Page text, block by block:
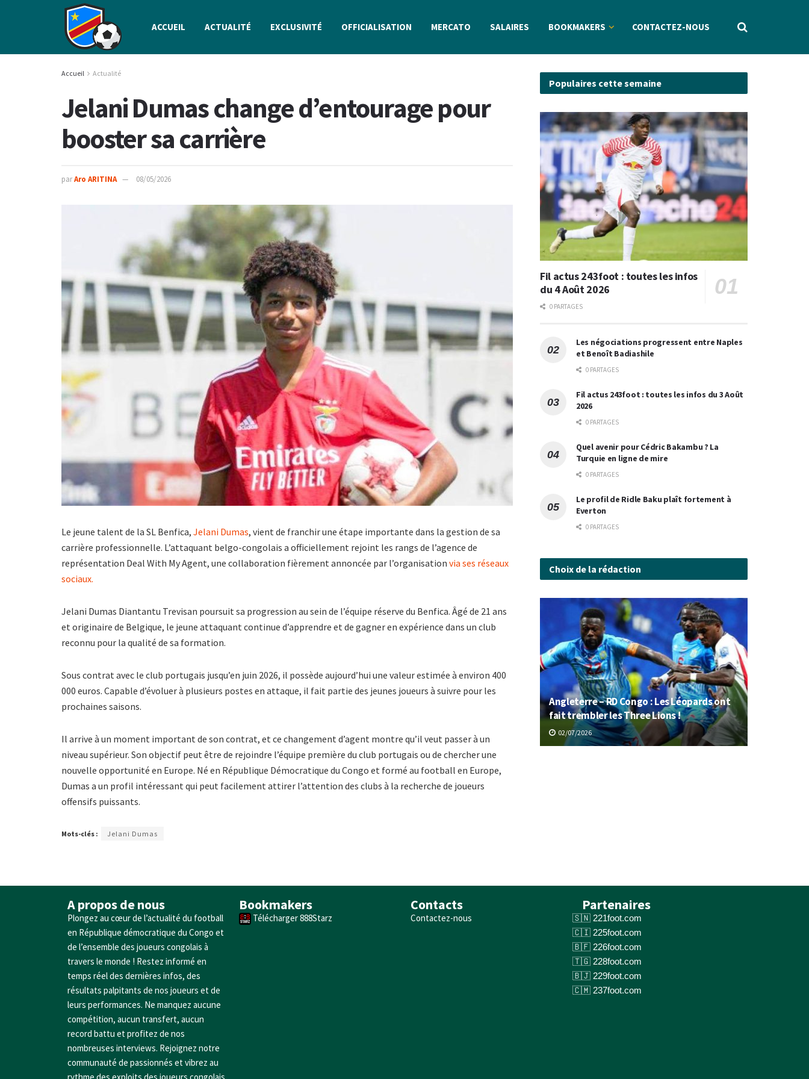
ACCUEIL ACTUALITÉ EXCLUSIVITÉ OFFICIALISATION MERCATO SALAIRES BOOKMAKERS CONTACTEZ-NOUS
Accueil Actualité
Jelani Dumas change d’entourage pour
booster sa carrière
parAro ARITINA 08/05/2026
Le jeune talent de la SL Benfica, Jelani Dumas, vient de franchir une étape importante dans la gestion de sa
carrière professionnelle. L’attaquant belgo-congolais a officiellement rejoint les rangs de l’agence de
représentation Deal With My Agent, une collaboration fièrement annoncée par l’organisation via ses réseaux
sociaux.
Jelani Dumas Diantantu Trevisan poursuit sa progression au sein de l’équipe réserve du Benfica. Âgé de 21 ans
et originaire de Belgique, le jeune attaquant continue d’apprendre et de gagner en expérience dans un club
reconnu pour la qualité de sa formation.
Sous contrat avec le club portugais jusqu’en juin 2026, il possède aujourd’hui une valeur estimée à environ 400
000 euros. Capable d’évoluer à plusieurs postes en attaque, il fait partie des jeunes joueurs à suivre pour les
prochaines saisons.
Il arrive à un moment important de son contrat, et ce changement d’agent montre qu’il veut passer à un
niveau supérieur. Son objectif peut être de rejoindre l’équipe première du club portugais ou de chercher une
nouvelle opportunité en Europe. Né en République Démocratique du Congo et formé au football en Europe,
Dumas a un profil intéressant qui peut facilement attirer l’attention des clubs à la recherche de joueurs
offensifs puissants.
Mots-clés : Jelani Dumas
Populaires cette semaine
Fil actus 243foot : toutes les infos
du 4 Août 2026
0 PARTAGES
Les négociations progressent entre Naples
et Benoît Badiashile
0 PARTAGES
Fil actus 243foot : toutes les infos du 3 Août
2026
0 PARTAGES
Quel avenir pour Cédric Bakambu ? La
Turquie en ligne de mire
0 PARTAGES
Le profil de Ridle Baku plaît fortement à
Everton
0 PARTAGES
Choix de la rédaction
Angleterre – RD Congo : Les Léopards ont
fait trembler les Three Lions !
02/07/2026
A propos de nous
Plongez au cœur de l’actualité du football
en République démocratique du Congo et
de l’ensemble des joueurs congolais à
travers le monde ! Restez informé en
temps réel des dernières infos, des
résultats palpitants de nos joueurs et de
leurs performances. Ne manquez aucune
compétition, aucun transfert, aucun
record battu et profitez de nos
nombreuses interviews. Rejoignez notre
communauté de passionnés et vibrez au
Bookmakers
Télécharger 888Starz
Contacts
Contactez-nous
Partenaires
221foot.com
225foot.com
226foot.com
228foot.com
229foot.com
237foot.com